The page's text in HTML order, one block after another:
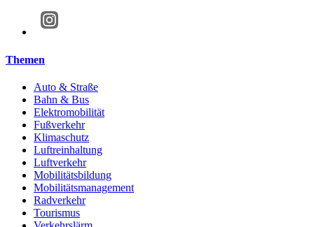
Themen
Auto & Straße
Bahn & Bus
Elektromobilität
Fußverkehr
Klimaschutz
Luftreinhaltung
Luftverkehr
Mobilitätsbildung
Mobilitätsmanagement
Radverkehr
Tourismus